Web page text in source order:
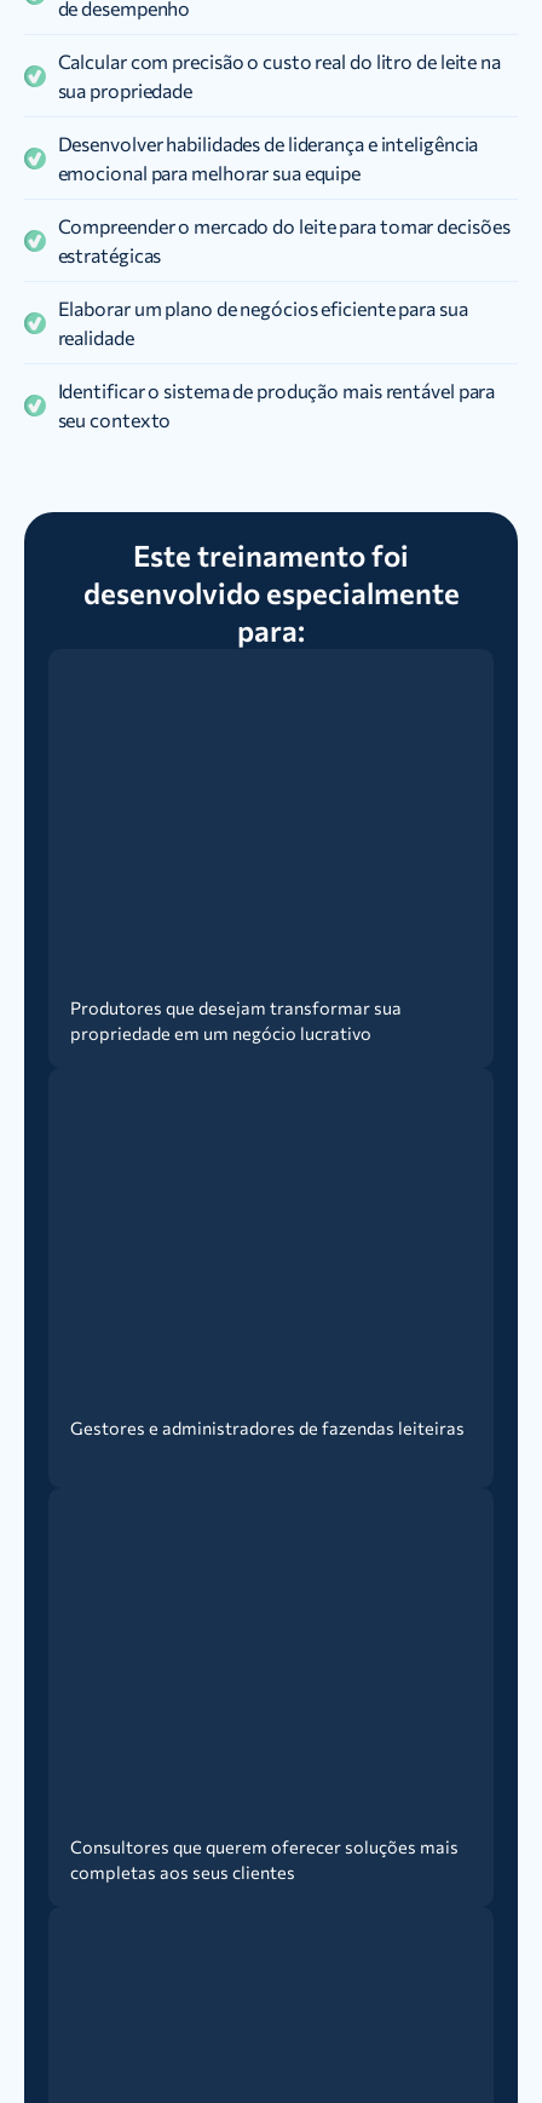
de desempenho
Calcular com precisão o custo real do litro de leite na
sua propriedade
Desenvolver habilidades de liderança e inteligência
emocional para melhorar sua equipe
Compreender o mercado do leite para tomar decisões
estratégicas
Elaborar um plano de negócios eficiente para sua
realidade
Identificar o sistema de produção mais rentável para
seu contexto
Este treinamento foi
desenvolvido especialmente
para:
Produtores que desejam transformar sua
propriedade em um negócio lucrativo
Gestores e administradores de fazendas leiteiras
Consultores que querem oferecer soluções mais
completas aos seus clientes